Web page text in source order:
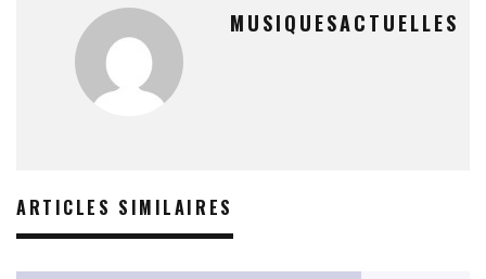
MUSIQUESACTUELLES
ARTICLES SIMILAIRES